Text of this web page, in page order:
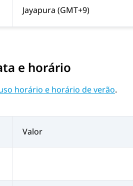
Jayapura (GMT+9)
e horário
horário e horário de verão.
Valor